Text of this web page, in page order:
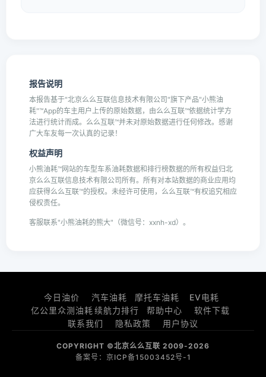
报告说明
本报告基于"北京么么互联信息技术有限公司"旗下产品"小熊油
耗"™App的车主用户上传的原始数据，由么么互联™依据统计学方
法进行统计而成。么么互联™并未对原始数据进行任何修改。感谢
广大车友每一次认真的记录！
权益声明
小熊油耗™网站的车型车系油耗数据和排行榜数据的所有权益归北
京么么互联信息技术有限公司所有。所有对本站数据的商业应用均
应获得么么互联™的授权。未经许可使用，么么互联™有权追究相应
侵权责任。
客服联系"小熊油耗的熊大"（微信号：xxnh-xd）。
今日油价 汽车油耗 摩托车油耗
EV电耗
亿公里众测油耗续航力排行 帮助中心
软件下载
联系我们
隐私政策 用户协议
COPYRIGHT ©北京么么互联 2009-2026
备案号：京ICP备15003452号-1